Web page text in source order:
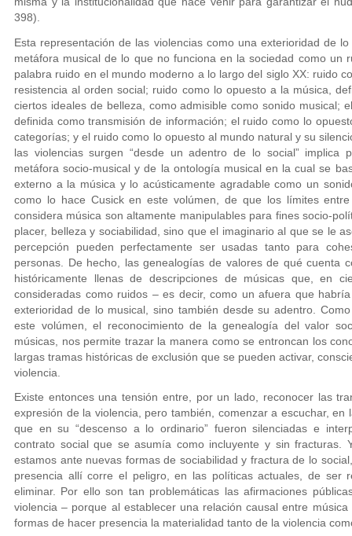
398).
Esta representación de las violencias como una exterioridad de
metáfora musical de lo que no funciona en la sociedad como un
palabra ruido en el mundo moderno a lo largo del siglo XX: ruido
resistencia al orden social; ruido como lo opuesto a la música,
ciertos ideales de belleza, como admisible como sonido musical;
definida como transmisión de información; el ruido como lo
categorías; y el ruido como lo opuesto al mundo natural y su
las violencias surgen “desde un adentro de lo social” implica
metáfora socio-musical y de la ontología musical en la cual se
externo a la música y lo acústicamente agradable como un
como lo hace Cusick en este volúmen, de que los límites
considera música son altamente manipulables para fines socio-
placer, belleza y sociabilidad, sino que el imaginario al que se le
percepción pueden perfectamente ser usadas tanto para
personas. De hecho, las genealogías de valores de qué cuenta
históricamente llenas de descripciones de músicas que, en
consideradas como ruidos – es decir, como un afuera que
exterioridad de lo musical, sino también desde su adentro.
este volúmen, el reconocimiento de la genealogía del valor
músicas, nos permite trazar la manera como se entroncan los
largas tramas históricas de exclusión que se pueden activar,
violencia.
Existe entonces una tensión entre, por un lado, reconocer las
expresión de la violencia, pero también, comenzar a escuchar, en
que en su “descenso a lo ordinario” fueron silenciadas e
contrato social que se asumía como incluyente y sin fracturas.
estamos ante nuevas formas de sociabilidad y fractura de lo
presencia allí corre el peligro, en las políticas actuales, de ser
eliminar. Por ello son tan problemáticas las afirmaciones
violencia – porque al establecer una relación causal entre
formas de hacer presencia la materialidad tanto de la violencia